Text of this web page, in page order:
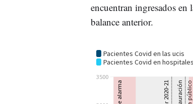
encuentran ingresados
balance anterior.